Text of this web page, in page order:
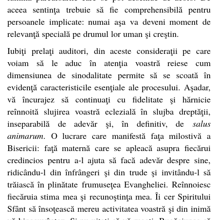
aceea sentinţa trebuie să fie comprehensibilă pentru
persoanele implicate: numai aşa va deveni moment de
relevanţă specială pe drumul lor uman şi creştin.
Iubiţi prelaţi auditori, din aceste consideraţii pe care
voiam să le aduc în atenţia voastră reiese cum
dimensiunea de sinodalitate permite să se scoată în
evidenţă caracteristicile esenţiale ale procesului. Aşadar,
vă încurajez să continuaţi cu fidelitate şi hărnicie
reînnoită slujirea voastră eclezială în slujba dreptăţii,
inseparabilă de adevăr şi, în definitiv, de salus
animarum. O lucrare care manifestă faţa milostivă a
Bisericii: faţă maternă care se apleacă asupra fiecărui
credincios pentru a-l ajuta să facă adevăr despre sine,
ridicându-l din înfrângeri şi din trude şi invitându-l să
trăiască în plinătate frumuseţea Evangheliei. Reînnoiesc
fiecăruia stima mea şi recunoştinţa mea. Îi cer Spiritului
Sfânt să însoţească mereu activitatea voastră şi din inimă